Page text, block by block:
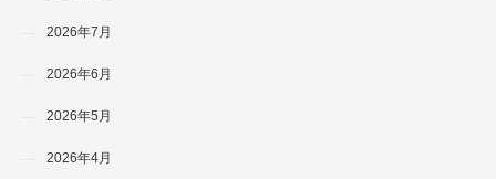
2026年7月
2026年6月
2026年5月
2026年4月